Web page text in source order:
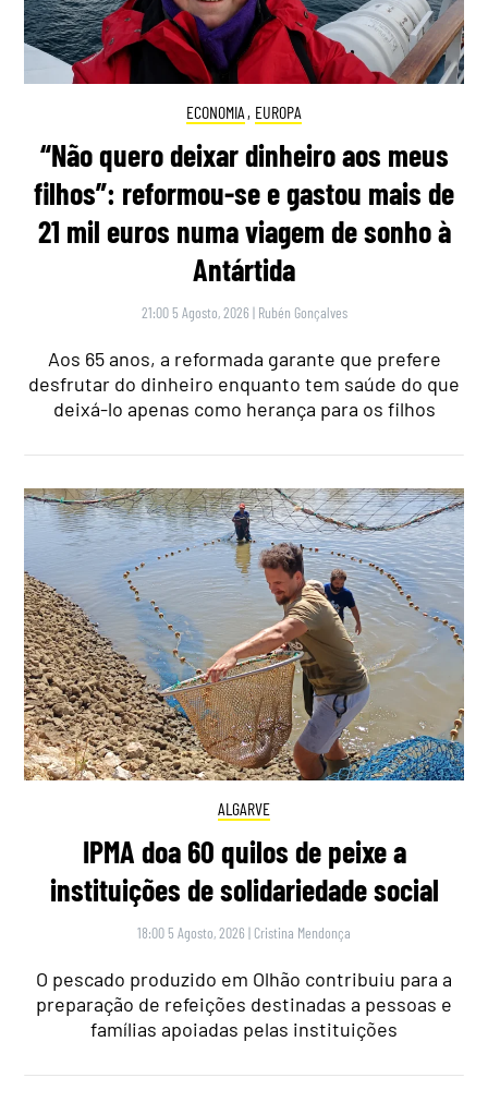
ECONOMIA , EUROPA
“Não quero deixar dinheiro aos meus
filhos”: reformou-se e gastou mais de
21 mil euros numa viagem de sonho à
Antártida
21:00 5 Agosto, 2026 | Rubén Gonçalves
Aos 65 anos, a reformada garante que prefere
desfrutar do dinheiro enquanto tem saúde do que
deixá-lo apenas como herança para os filhos
ALGARVE
IPMA doa 60 quilos de peixe a
instituições de solidariedade social
18:00 5 Agosto, 2026 | Cristina Mendonça
O pescado produzido em Olhão contribuiu para a
preparação de refeições destinadas a pessoas e
famílias apoiadas pelas instituições